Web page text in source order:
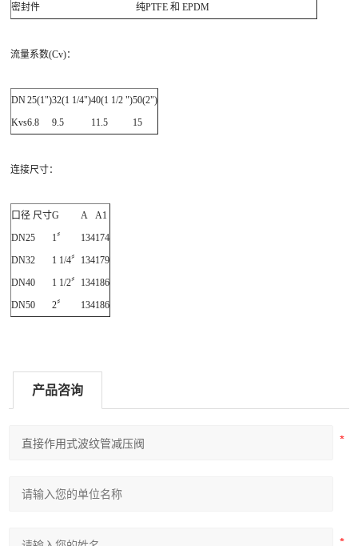
密封件
纯PTFE 和 EPDM
流量系数(Cv)：
DN25(1")32(1 1/4")40(1 1/2 ")50(2")
Kvs6.8 9.5 11.5 15
连接尺寸：
口径 尺寸G A
A1
DN25
1〞 134174
DN32
1 1/4〞 134179
DN40
1 1/2〞 134186
DN50
2〞 134186
产品咨询